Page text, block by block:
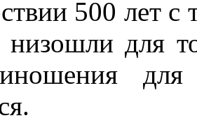
500 лет с
низошли для